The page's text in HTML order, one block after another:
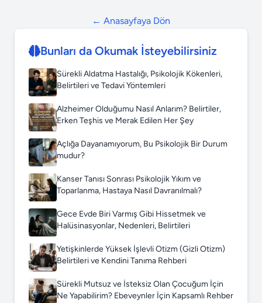
← Anasayfaya Dön
Bunları da Okumak İsteyebilirsiniz
Sürekli Aldatma Hastalığı, Psikolojik Kökenleri,
Belirtileri ve Tedavi Yöntemleri
Alzheimer Olduğumu Nasıl Anlarım? Belirtiler,
Erken Teşhis ve Merak Edilen Her Şey
Açlığa Dayanamıyorum, Bu Psikolojik Bir Durum
mudur?
Kanser Tanısı Sonrası Psikolojik Yıkım ve
Toparlanma, Hastaya Nasıl Davranılmalı?
Gece Evde Biri Varmış Gibi Hissetmek ve
Halüsinasyonlar, Nedenleri, Belirtileri
Yetişkinlerde Yüksek İşlevli Otizm (Gizli Otizm)
Belirtileri ve Kendini Tanıma Rehberi
Sürekli Mutsuz ve İsteksiz Olan Çocuğum İçin
Ne Yapabilirim? Ebeveynler İçin Kapsamlı Rehber